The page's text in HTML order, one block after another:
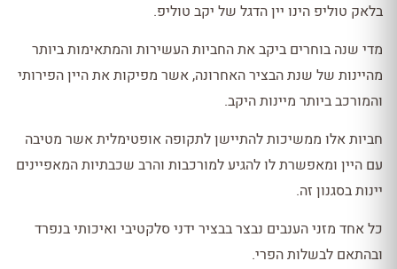
בלאק טוליפ הינו יין הדגל של יקב טוליפ.
מדי שנה בוחרים ביקב את החביות העשירות והמתאימות ביותר
מהיינות של שנת הבציר האחרונה, אשר מפיקות את היין הפירותי
והמורכב ביותר מיינות היקב.
חביות אלו ממשיכות להתיישן לתקופה אופטימלית אשר מטיבה
עם היין ומאפשרת לו להגיע למורכבות והרב שכבתיות המאפיינים
יינות בסגנון זה.
כל אחד מזני הענבים נבצר בבציר ידני סלקטיבי ואיכותי בנפרד
ובהתאם לבשלות הפרי.